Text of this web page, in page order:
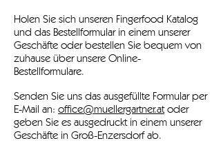
Holen Sie sich unseren Fingerfood Katalog
und das Bestellformular in einem unserer
Geschäfte oder bestellen Sie bequem von
zuhause über unsere Online-
Bestellformulare.
Senden Sie uns das ausgefüllte Formular per
E-Mail an: office@muellergartner.atoder
geben Sie es ausgedruckt in einem unserer
Geschäfte in Groß-Enzersdorf ab.